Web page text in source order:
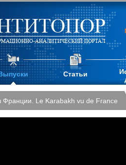
АНАЛИТИЧЕСКИЙ ПОРТАЛ
Статьи
Франции. Le Karabakh vu de France